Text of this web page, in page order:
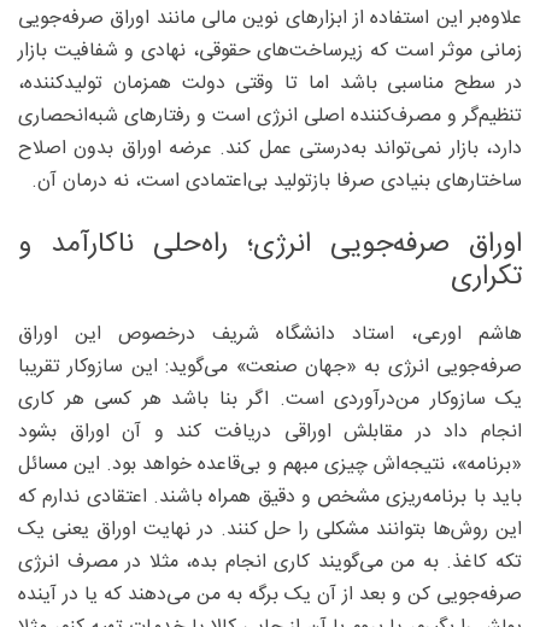
علاوه‌بر این استفاده از ابزارهای نوین مالی مانند اوراق صرفه‌جویی
زمانی موثر است که زیرساخت‌های حقوقی، نهادی و شفافیت بازار
در سطح مناسبی باشد اما تا وقتی دولت همزمان تولیدکننده،
تنظیم‌گر و مصرف‌کننده اصلی انرژی است و رفتارهای شبه‌انحصاری
دارد، بازار نمی‌تواند به‌درستی عمل کند. عرضه اوراق بدون اصلاح
ساختارهای بنیادی صرفا بازتولید بی‌اعتمادی است، نه درمان آن.
اوراق صرفه‌جویی انرژی؛ راه‌حلی ناکارآمد و
تکراری
هاشم اورعی، استاد دانشگاه شریف درخصوص این اوراق
صرفه‌جویی انرژی به «جهان صنعت» می‌گوید: این سازوکار تقریبا
یک سازوکار من‌درآوردی‌ است. اگر بنا باشد هر کسی هر کاری
انجام داد در مقابلش اوراقی دریافت کند و آن اوراق بشود
«برنامه»، نتیجه‌اش چیزی مبهم و بی‌قاعده خواهد بود. این مسائل
باید با برنامه‌ریزی مشخص و دقیق همراه باشند. اعتقادی ندارم که
این روش‌ها بتوانند مشکلی را حل کنند. در نهایت اوراق یعنی یک
تکه کاغذ. به من می‌گویند کاری انجام بده، مثلا در مصرف انرژی
صرفه‌جویی کن و بعد از آن یک برگه به من می‌دهند که یا در آینده